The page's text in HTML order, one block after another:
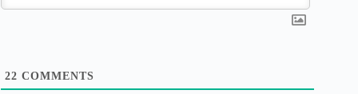
22 COMMENTS